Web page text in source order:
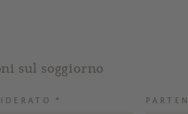
sul soggiorno
*